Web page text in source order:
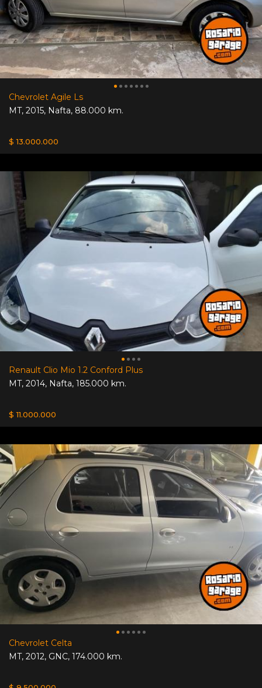
Chevrolet Agile Ls
MT, 2015, Nafta, 88.000 km.
$ 13.000.000
Renault Clio Mio 1.2 Conford Plus
MT, 2014, Nafta, 185.000 km.
$ 11.000.000
Chevrolet Celta
MT, 2012, GNC, 174.000 km.